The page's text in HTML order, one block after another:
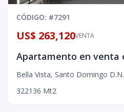
CÓDIGO: #7291
VENTA
US$ 263,120
Bella Vista, Santo Domingo D.N.
322136 Mt2